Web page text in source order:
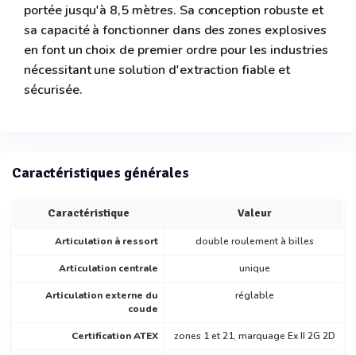
portée jusqu'à 8,5 mètres. Sa conception robuste et
sa capacité à fonctionner dans des zones explosives
en font un choix de premier ordre pour les industries
nécessitant une solution d'extraction fiable et
sécurisée.
Caractéristiques générales
Caractéristique Valeur
Articulation à ressort double roulement à billes
Articulation centrale unique
Articulation externe du
coude
réglable
Certification ATEX zones 1 et 21, marquage Ex II 2G 2D